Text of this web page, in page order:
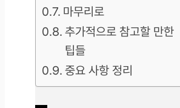
마무리로
추가적으로 참고할 만한
팁들
중요 사항 정리